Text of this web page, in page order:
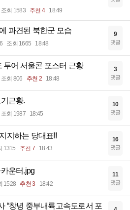
조회 1583 추천 4 18:49
파견된 북한군 모습
조회 1665 18:48
9
댓글
투어 서울콘 포스터 근황
조회 806 추천 2 18:48
3
댓글
근황.
조회 1987 18:45
10
댓글
지하는 당대표!!
1315 추천 7 18:43
16
댓글
운터.jpg
1528 추천 3 18:42
11
댓글
“창녕 중부내륙고속도로서 포